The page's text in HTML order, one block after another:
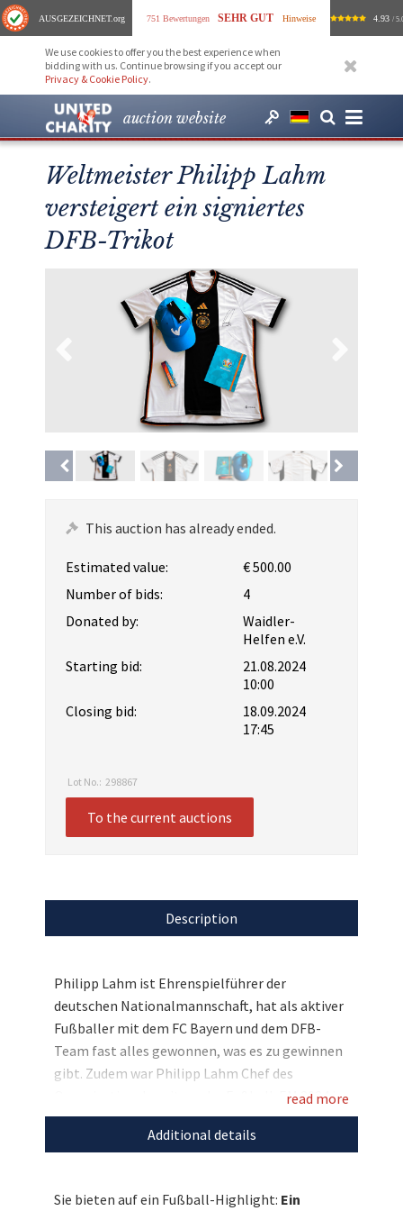
AUSGEZEICHNET.org 751 Bewertungen SEHR GUT Hinweise 4.93 /
We use cookies to offer you the best experience when
bidding with us. Continue browsing if you accept our
Privacy & Cookie Policy.
auction website
Weltmeister Philipp Lahm
versteigert ein signiertes
DFB-Trikot
This auction has already ended.
Estimated value:
€ 500.00
Number of bids:
4
Donated by:
Waidler-
Helfen e.V.
Starting bid:
21.08.2024
10:00
Closing bid:
18.09.2024
17:45
Lot No.: 298867
To the current auctions
Description
Philipp Lahm ist Ehrenspielführer der
deutschen Nationalmannschaft, hat als aktiver
Fußballer mit dem FC Bayern und dem DFB-
Team fast alles gewonnen, was es zu gewinnen
gibt. Zudem war Philipp Lahm Chef des
Organisationskomitees der Fußball-EM 2024 in
Deutschland. Und Sie haben bei uns nun die tolle
Gelegenheit, ein Sammlerstück von Philipp
read more
Additional details
Sie bieten auf ein Fußball-Highlight: Ein